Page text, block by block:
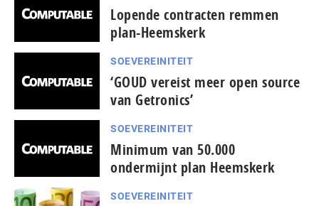
Lopende contracten remmen
plan-Heemskerk
SOEVEREINITEIT
‘GOUD vereist meer open source
van Getronics’
SOEVEREINITEIT
Minimum van 50.000
ondermijnt plan Heemskerk
SOEVEREINITEIT